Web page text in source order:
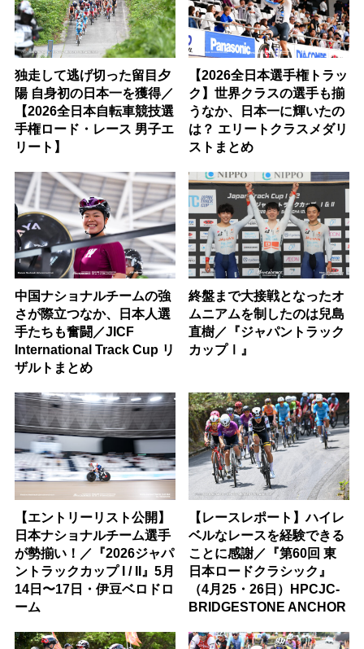
独走して逃げ切った留目夕
陽 自身初の日本一を獲得／
【2026全日本自転車競技選
手権ロード・レース 男子エ
リート】
【2026全日本選手権トラッ
ク】世界クラスの選手も揃
うなか、日本一に輝いたの
は？ エリートクラスメダリ
ストまとめ
中国ナショナルチームの強
さが際立つなか、日本人選
手たちも奮闘／JICF
International Track Cup リ
ザルトまとめ
終盤まで大接戦となったオ
ムニアムを制したのは兒島
直樹／『ジャパントラック
カップⅠ』
【エントリーリスト公開】
日本ナショナルチーム選手
が勢揃い！／『2026ジャパ
ントラックカップ I / II』5月
14日〜17日・伊豆ベロドロ
ーム
【レースレポート】ハイレ
ベルなレースを経験できる
ことに感謝／『第60回 東
日本ロードクラシック』
（4月25・26日）HPCJC-
BRIDGESTONE ANCHOR